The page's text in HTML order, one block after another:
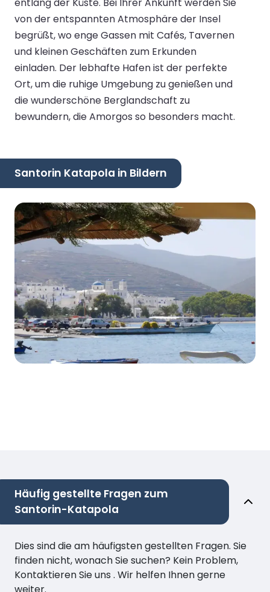
von der entspannten Atmosphäre der Insel
begrüßt, wo enge Gassen mit Cafés, Tavernen
und kleinen Geschäften zum Erkunden
einladen. Der lebhafte Hafen ist der perfekte
Ort, um die ruhige Umgebung zu genießen und
die wunderschöne Berglandschaft zu
bewundern, die Amorgos so besonders macht.
Santorin Katapola in Bildern
Häufig gestellte Fragen zum
Santorin-Katapola
Dies sind die am häufigsten gestellten Fragen. Sie
finden nicht, wonach Sie suchen? Kein Problem,
Kontaktieren Sie uns . Wir helfen Ihnen gerne